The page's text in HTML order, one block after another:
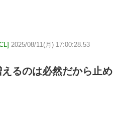
2025/08/11(月) 17:00:28.53
るのは必然だから止め